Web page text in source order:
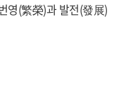
영(繁榮)과 발전(發展)